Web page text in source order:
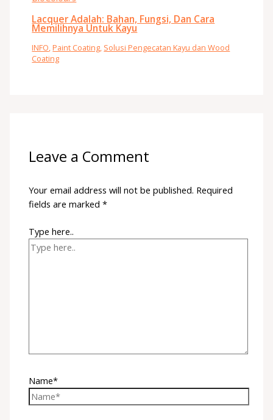
Lacquer Adalah: Bahan, Fungsi, Dan Cara
Memilihnya Untuk Kayu
INFO,Paint Coating, Solusi Pengecatan Kayu dan Wood
Coating
Leave a Comment
Your email address will not be published. Required
fields are marked*
Type here..
Name*